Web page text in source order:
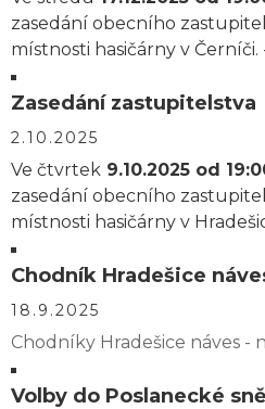
zasedání obecního
místnosti hasičárny v Černíči.
Zasedání zastupitelstva
2.10.2025
Ve čtvrtek 9.10.2025 od
zasedání obecního
místnosti hasičárny v
Chodník Hradešice
18.9.2025
Chodníky Hradešice náves
Volby do Poslanecké